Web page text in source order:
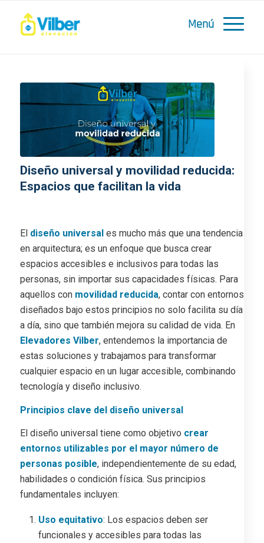
Diseño universal y movilidad reducida:
Espacios que facilitan la vida
El diseño universal es mucho más que una tendencia
en arquitectura; es un enfoque que busca crear
espacios accesibles e inclusivos para todas las
personas, sin importar sus capacidades físicas. Para
aquellos con movilidad reducida, contar con entornos
diseñados bajo estos principios no solo facilita su día
a día, sino que también mejora su calidad de vida. En
Elevadores Vilber, entendemos la importancia de
estas soluciones y trabajamos para transformar
cualquier espacio en un lugar accesible, combinando
tecnología y diseño inclusivo.
Principios clave del diseño universal
El diseño universal tiene como objetivo crear
entornos utilizables por el mayor número de
personas posible, independientemente de su edad,
habilidades o condición física. Sus principios
fundamentales incluyen:
Uso equitativo: Los espacios deben ser
funcionales y accesibles para todas las